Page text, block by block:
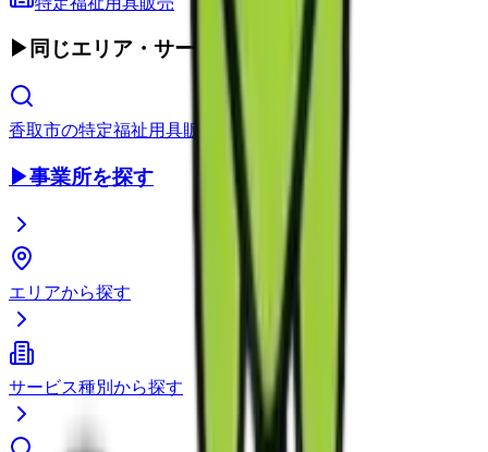
▶ 同じエリア・サービス種別
香取市の特定福祉用具販売
▶事業所を探す
エリアから探す
サービス種別から探す